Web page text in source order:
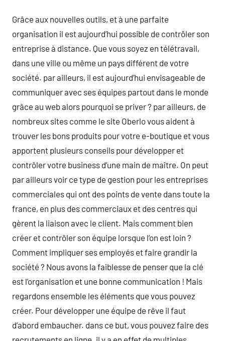
Grâce aux nouvelles outils, et à une parfaite
organisation il est aujourd’hui possible de contrôler son
entreprise à distance. Que vous soyez en télétravail,
dans une ville ou même un pays différent de votre
société. par ailleurs, il est aujourd’hui envisageable de
communiquer avec ses équipes partout dans le monde
grâce au web alors pourquoi se priver ? par ailleurs, de
nombreux sites comme le site Oberlo vous aident à
trouver les bons produits pour votre e-boutique et vous
apportent plusieurs conseils pour développer et
contrôler votre business d’une main de maître. On peut
par ailleurs voir ce type de gestion pour les entreprises
commerciales qui ont des points de vente dans toute la
france, en plus des commerciaux et des centres qui
gèrent la liaison avec le client. Mais comment bien
créer et contrôler son équipe lorsque l’on est loin ?
Comment impliquer ses employés et faire grandir la
société ? Nous avons la faiblesse de penser que la clé
est l’organisation et une bonne communication ! Mais
regardons ensemble les éléments que vous pouvez
créer. Pour développer une équipe de rêve il faut
d’abord embaucher. dans ce but, vous pouvez faire des